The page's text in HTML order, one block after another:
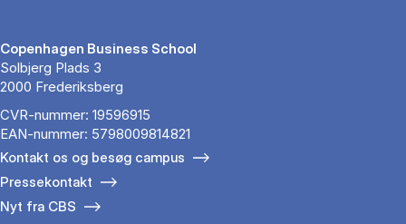
Copenhagen Business School
Solbjerg Plads 3
2000 Frederiksberg
CVR-nummer: 19596915
EAN-nummer: 5798009814821
Kontakt os og besøg campus
Pressekontakt
Nyt fra CBS